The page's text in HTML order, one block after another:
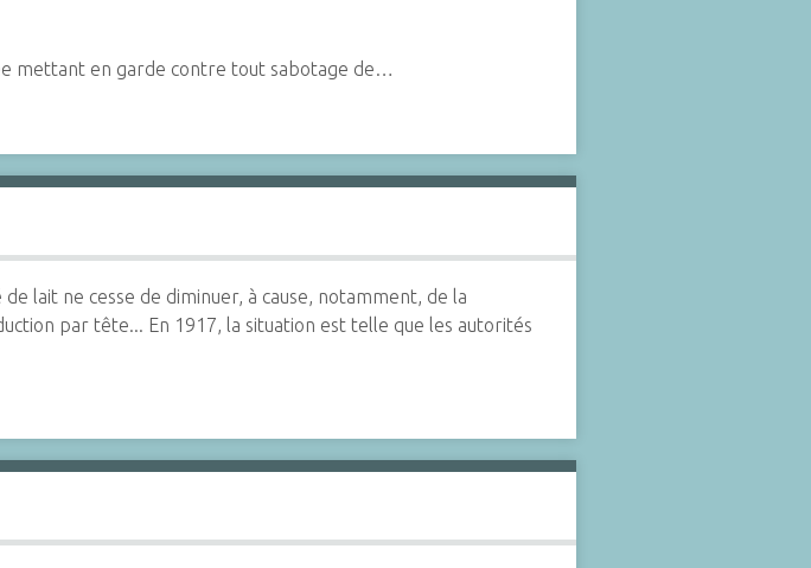
mettant en garde contre tout sabotage de…
lait ne cesse de diminuer, à cause, notamment, de la
par tête... En 1917, la situation est telle que les autorités